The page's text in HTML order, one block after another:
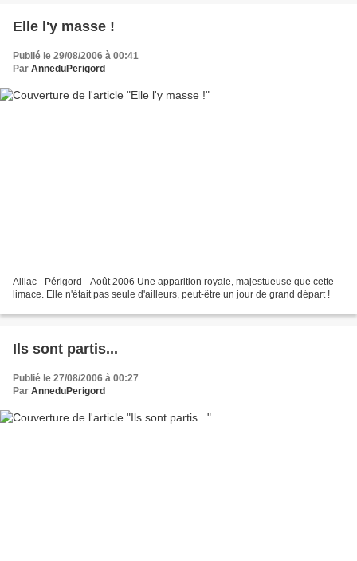
Elle l'y masse !
Publié le 29/08/2006 à 00:41
Par AnneduPerigord
Aillac - Périgord - Août 2006 Une apparition royale, majestueuse que cette
limace. Elle n'était pas seule d'ailleurs, peut-être un jour de grand départ !
Ils sont partis...
Publié le 27/08/2006 à 00:27
Par AnneduPerigord